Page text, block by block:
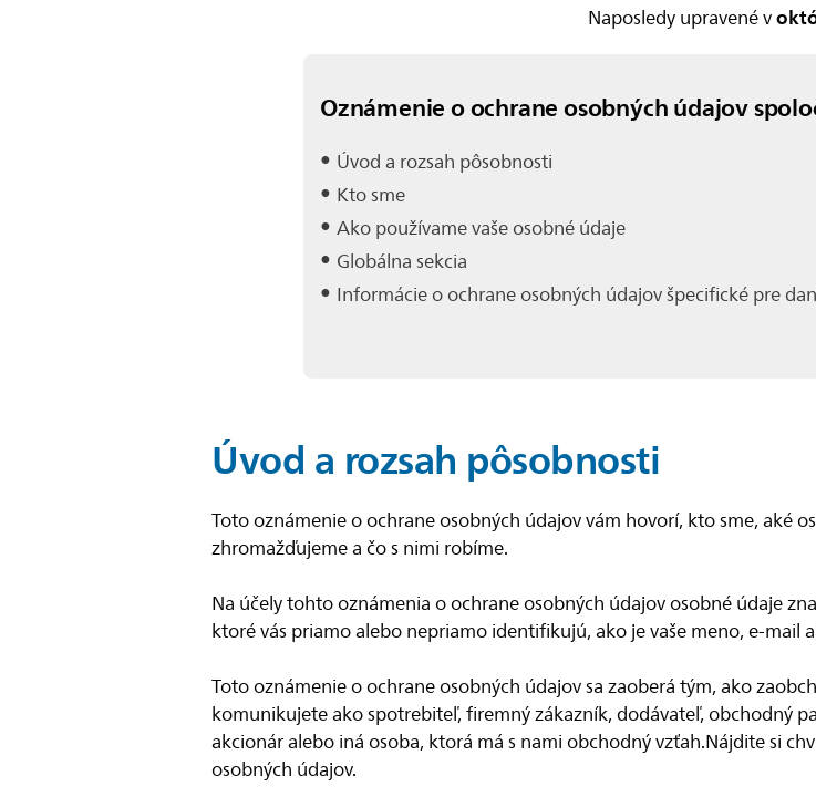
Naposledy upravené v
Oznámenie o ochrane osobných údajov
Úvod a rozsah pôsobnosti
Kto sme
Ako používame vaše osobné údaje
Globálna sekcia
Informácie o ochrane osobných údajov špecifické pre
Úvod a rozsah pôsobnosti
Toto oznámenie o ochrane osobných údajov vám hovorí, kto sme, aké
zhromažďujeme a čo s nimi robíme.
Na účely tohto oznámenia o ochrane osobných údajov osobné údaje
ktoré vás priamo alebo nepriamo identifikujú, ako je vaše meno, e-mail
Toto oznámenie o ochrane osobných údajov sa zaoberá tým, ako
komunikujete ako spotrebiteľ, firemný zákazník, dodávateľ, obchodný
akcionár alebo iná osoba, ktorá má s nami obchodný vzťah.Nájdite si
osobných údajov.